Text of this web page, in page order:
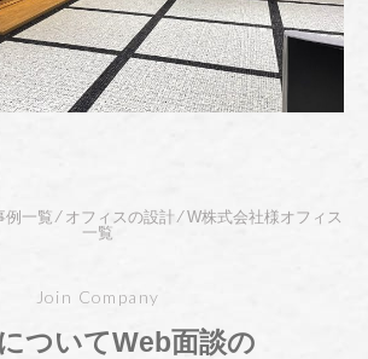
例一覧⁄ オフィスの設計⁄W株式会社様オフィス
一覧
Join Company
ついてWeb面談の